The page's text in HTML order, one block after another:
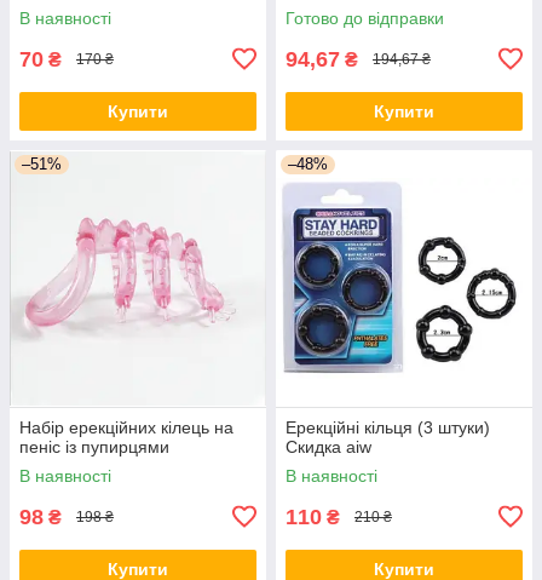
В наявності
70 ₴ 170 ₴
Купити
Готово до відправки
94,67 ₴ 194,67 ₴
Купити
–51%
Набір ерекційних кілець на
пеніс із пупирцями
В наявності
98 ₴ 198 ₴
Купити
–48%
Ерекційні кільця (3 штуки)
Скидка aiw
В наявності
110 ₴ 210 ₴
Купити